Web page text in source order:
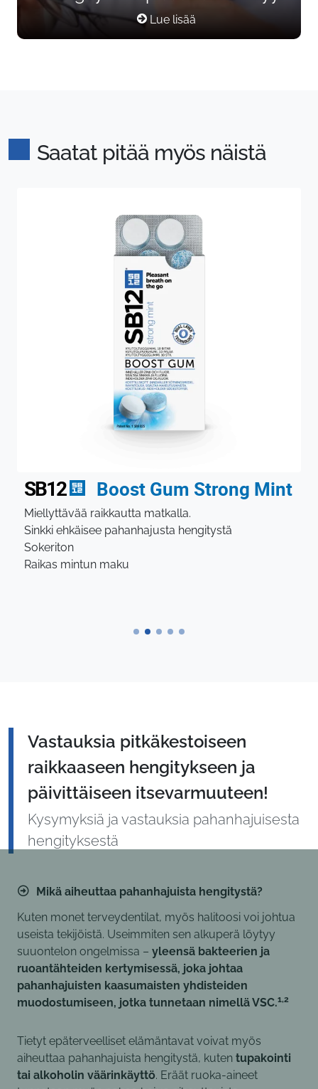
Lue lisää
Saatat pitää myös näistä
SB12 Boost Gum Strong Mint
Miellyttävää raikkautta matkalla.
Sinkki ehkäisee pahanhajusta hengitystä
Sokeriton
Raikas mintun maku
Vastauksia pitkäkestoiseen
raikkaaseen hengitykseen ja
päivittäiseen itsevarmuuteen!
Kysymyksiä ja vastauksia pahanhajuisesta
hengityksestä
Mikä aiheuttaa pahanhajuista hengitystä?
Kuten monet terveydentilat, myös halitoosi voi johtua
useista tekijöistä. Useimmiten sen alkuperä löytyy
suuontelon ongelmissa – yleensä bakteerien ja
ruoantähteiden kertymisessä, joka johtaa
pahanhajuisten kaasumaisten yhdisteiden
muodostumiseen, jotka tunnetaan nimellä VSC.1,2
Tietyt epäterveelliset elämäntavat voivat myös
aiheuttaa pahanhajuista hengitystä, kuten tupakointi
tai alkoholin väärinkäyttö. Eräät ruoka-aineet